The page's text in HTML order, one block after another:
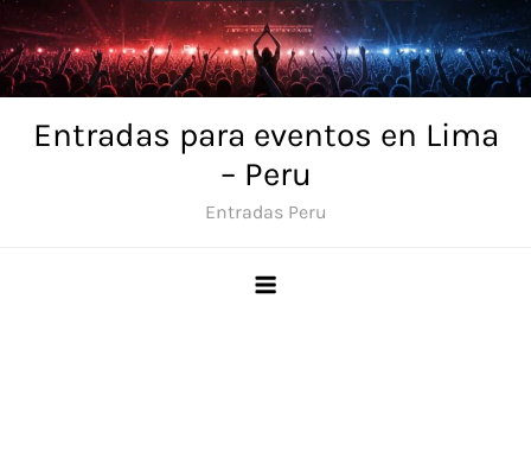
Skip
to
content
Entradas para eventos en Lima
– Peru
Entradas Peru